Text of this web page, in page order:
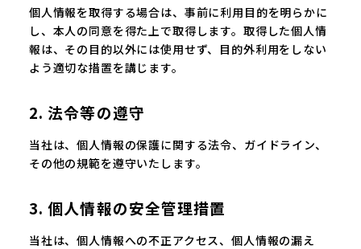
個人情報を取得する場合は、事前に利用目的を明らかに
し、本人の同意を得た上で取得します。取得した個人情
報は、その目的以外には使用せず、目的外利用をしない
よう適切な措置を講じます。
2. 法令等の遵守
当社は、個人情報の保護に関する法令、ガイドライン、
その他の規範を遵守いたします。
3. 個人情報の安全管理措置
当社は、個人情報への不正アクセス、個人情報の漏え